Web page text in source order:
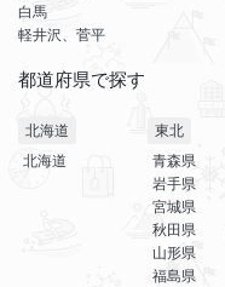
白馬
軽井沢、菅平
都道府県で探す
北海道
北海道
東北
青森県
岩手県
宮城県
秋田県
山形県
福島県